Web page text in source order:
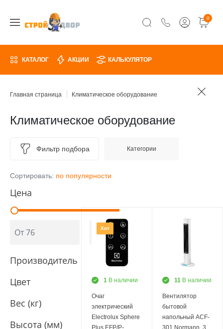
0
КАТАЛОГ АКЦИИ КАЛЬКУЛЯТОР
Главная страница Климатическое оборудование
Климатическое оборудование
Фильтр подбора Категории
Сортировать: по популярности
Цена
Производитель
Цвет
Вес (кг)
Высота (мм)
Хит
1 В наличии
Очаг
электрический
Electrolux Sphere
Plus EFP/P-
11 В наличии
Вентилятор
бытовой
напольный ACF-
301 Normann, 3